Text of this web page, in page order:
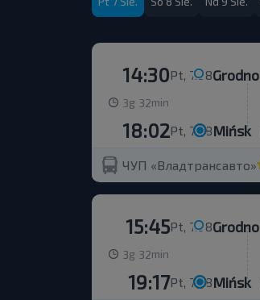
Pt, 7.08
14:30 Grodno
3g 32min
Pt, 7.08
18:02 Mińsk
ЧУП «Владтрансавто»
Pt, 7.08
15:45 Grodno
3g 32min
Pt, 7.08
19:17 Mińsk